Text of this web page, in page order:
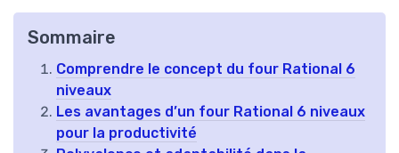
Sommaire
Comprendre le concept du four Rational 6
niveaux
Les avantages d’un four Rational 6 niveaux
pour la productivité